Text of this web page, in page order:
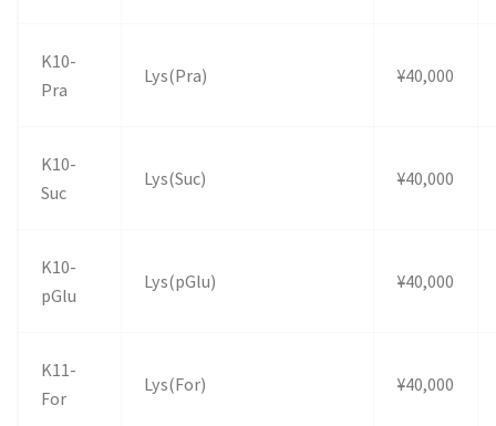
K10-
Pra
Lys(Pra) ¥40,000
K10-
Suc
Lys(Suc) ¥40,000
K10-
pGlu
Lys(pGlu) ¥40,000
K11-
For
Lys(For) ¥40,000